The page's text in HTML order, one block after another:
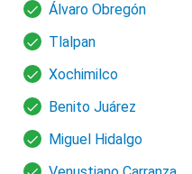
Álvaro Obregón
Tlalpan
Xochimilco
Benito Juárez
Miguel Hidalgo